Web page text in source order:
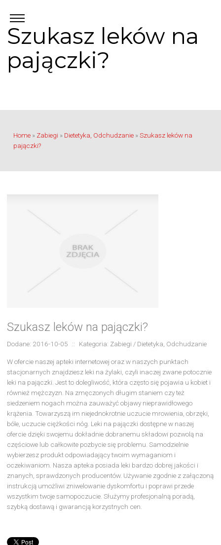
Szukasz leków na
pajączki?
Home » Zabiegi » Dietetyka, Odchudzanie »Szukasz leków na
pajączki?
Szukasz leków na pajączki?
Dodane: 2016-10-05 :: Kategoria: Zabiegi / Dietetyka, Odchudzanie
W ofercie naszej apteki internetowej oraz w naszych punktach
stacjonarnych znajdziesz leki na żylaki, czyli inaczej zwane potocznie
leki na pajączki. Jest to dolegliwość, która często się pojawia u kobiet i
również mężczyzn. Na zmęczonych długim staniem czy też
siedzeniem nogach można zauważyć objawy nieprawidłowego
krążenia. Towarzyszą im niejednokrotnie uczucie mrowienia, obrzęki,
bóle, uczucie ciężkości nóg. Leki na pajączki dostępne w naszej
ofercie dzięki swojemu dokładnie dobranemu składowi pozwolą na
częściowe lub całkowite pozbycie się problemu. Samodzielnie
wybierzesz produkt odpowiadający twoim wymaganiom i
oczekiwaniom. Nasza apteka posiada leki bardzo dobrej jakości i
znanych, sprawdzonych producentów. Używanie zgodnie z załączoną
instrukcją umożliwi zniwelowanie dyskomfortu i poprawi przede
wszystkim twoje samopoczucie. Służymy profesjonalną poradą,
szybką dostawą i gwarancją korzystnych cen.